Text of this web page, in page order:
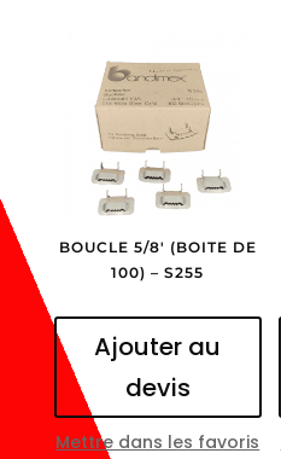
BOUCLE 5/8′ (BOITE DE
100) – S255
Ajouter au
devis
Mettre dans les favoris